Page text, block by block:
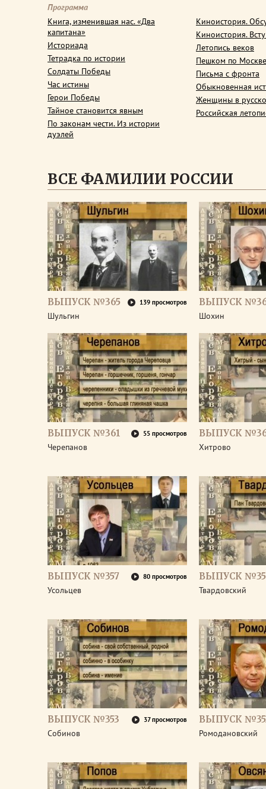
Программа
Книга, изменившая нас. «Два
капитана»
Историада
Тетрадка по истории
Солдаты Победы
Час истины
Герои Победы
Тайное становится явным
По законам чести. Из истории
дуэлей
Киноистория.
Киноистория.
Летопись веков
Пешком по Москве
Письма с фронта
Обыкновенная
Женщины в
Российская
ВСЕ ФАМИЛИИ РОССИИ
ВЫПУСК №365 139 просмотров
Шульгин
ВЫПУСК
Шохин
ВЫПУСК №361 55 просмотров
Черепанов
ВЫПУСК
Хитрово
ВЫПУСК №357 80 просмотров
Усольцев
ВЫПУСК
Твардовский
ВЫПУСК №353 37 просмотров
Собинов
ВЫПУСК
Ромодановский